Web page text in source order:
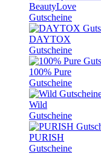
BeautyLove
Gutscheine
DAYTOX
Gutscheine
100% Pure
Gutscheine
Wild
Gutscheine
PURISH
Gutscheine